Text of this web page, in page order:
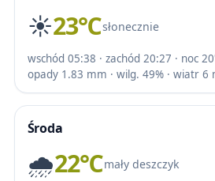
☀️23℃słonecznie
wschód 05:38 · zachód 20:27 · noc
opady 1.83 mm · wilg. 49% · wiatr 6
Środa
🌧️22℃mały deszczyk